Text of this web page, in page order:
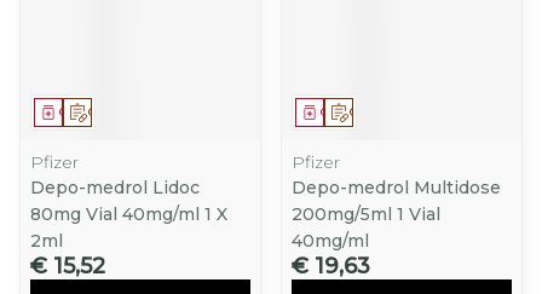
Op voorschrift
Geneesmiddel
Pfizer
Depo-medrol Lidoc
80mg Vial 40mg/ml 1 X
2ml
€ 15,52
Op voorschrift
Geneesmiddel
Pfizer
Depo-medrol Multidose
200mg/5ml 1 Vial
40mg/ml
€ 19,63